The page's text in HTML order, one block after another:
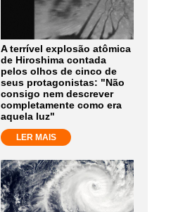
A terrível explosão atômica
de Hiroshima contada
pelos olhos de cinco de
seus protagonistas: "Não
consigo nem descrever
completamente como era
aquela luz"
LER MAIS